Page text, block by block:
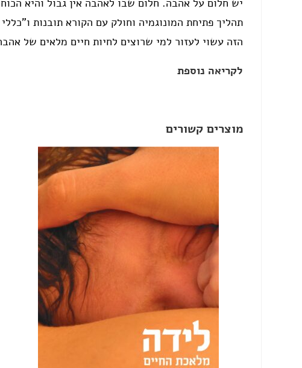
יש חלום על אהבה. חלום שבו לאהבה אין גבול והיא
תהליך פתיחת המונוגמיה וחולק עם הקורא תובנות
הזה עשוי לעזור למי שרוצים לחיות חיים מלאים של
לקריאה נוספת
מוצרים קשורים